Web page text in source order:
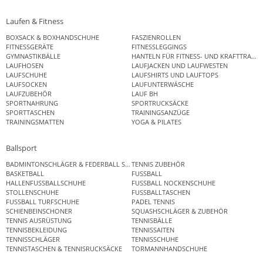
Laufen & Fitness
BOXSACK & BOXHANDSCHUHE
FASZIENROLLEN
FITNESSGERÄTE
FITNESSLEGGINGS
GYMNASTIKBÄLLE
HANTELN FÜR FITNESS- UND
LAUFHOSEN
LAUFJACKEN UND LAUFWESTEN
LAUFSCHUHE
LAUFSHIRTS UND LAUFTOPS
LAUFSOCKEN
LAUFUNTERWÄSCHE
LAUFZUBEHÖR
LAUF BH
SPORTNAHRUNG
SPORTRUCKSÄCKE
SPORTTASCHEN
TRAININGSANZÜGE
TRAININGSMATTEN
YOGA & PILATES
Ballsport
BADMINTONSCHLÄGER & FEDERBALL SETSTENNIS ZUBEHÖR
BASKETBALL
FUSSBALL
HALLENFUSSBALLSCHUHE
FUSSBALL NOCKENSCHUHE
STOLLENSCHUHE
FUSSBALLTASCHEN
FUSSBALL TURFSCHUHE
PADEL TENNIS
SCHIENBEINSCHONER
SQUASHSCHLÄGER & ZUBEHÖR
TENNIS AUSRÜSTUNG
TENNISBÄLLE
TENNISBEKLEIDUNG
TENNISSAITEN
TENNISSCHLÄGER
TENNISSCHUHE
TENNISTASCHEN & TENNISRUCKSÄCKE
TORMANNHANDSCHUHE